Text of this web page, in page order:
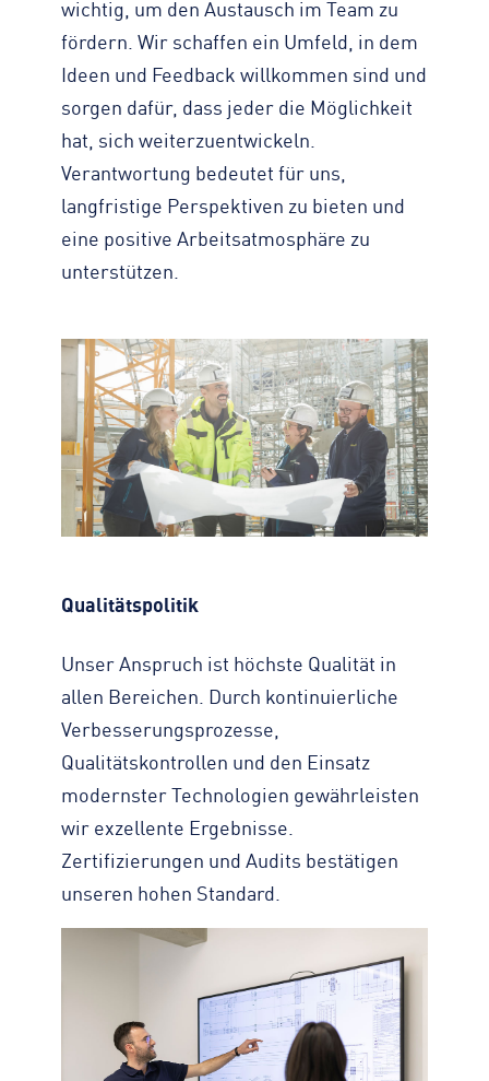
wichtig, um den Austausch im Team zu
fördern. Wir schaffen ein Umfeld, in dem
Ideen und Feedback willkommen sind und
sorgen dafür, dass jeder die Möglichkeit
hat, sich weiterzuentwickeln.
Verantwortung bedeutet für uns,
langfristige Perspektiven zu bieten und
eine positive Arbeitsatmosphäre zu
unterstützen.
Qualitätspolitik
Unser Anspruch ist höchste Qualität in
allen Bereichen. Durch kontinuierliche
Verbesserungsprozesse,
Qualitätskontrollen und den Einsatz
modernster Technologien gewährleisten
wir exzellente Ergebnisse.
Zertifizierungen und Audits bestätigen
unseren hohen Standard.